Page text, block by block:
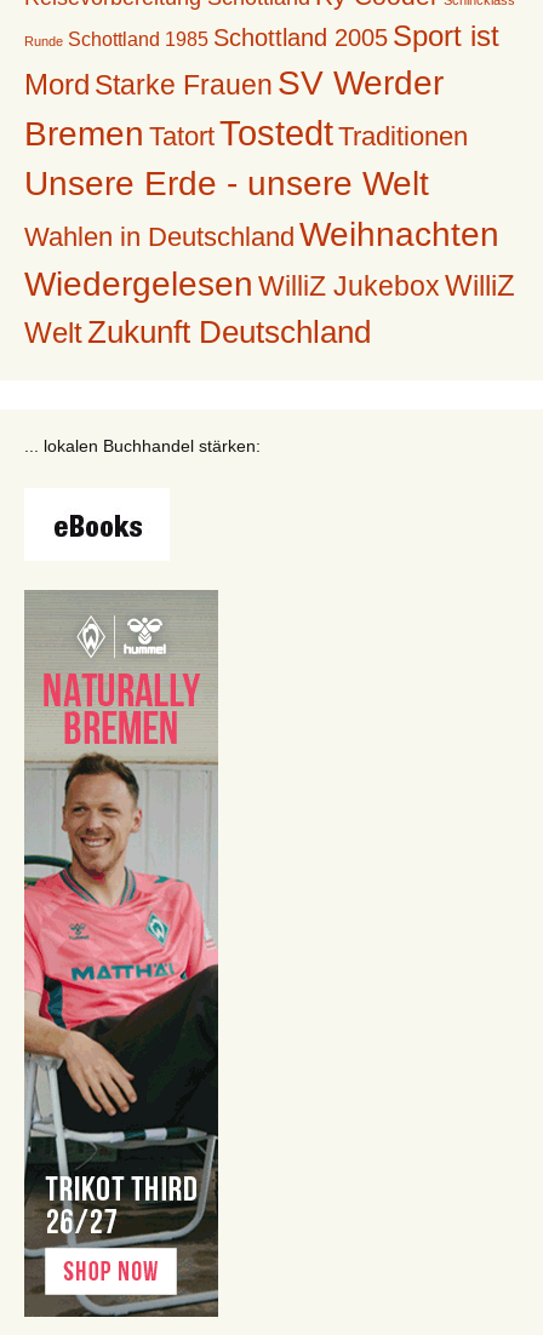
Runde Schottland 1985 Schottland 2005 Sport ist
Mord Starke Frauen SV Werder
Bremen TatortTostedtTraditionen
Unsere Erde - unsere Welt
Wahlen in Deutschland Weihnachten
Wiedergelesen WilliZ Jukebox WilliZ
WeltZukunft Deutschland
... lokalen Buchhandel stärken: